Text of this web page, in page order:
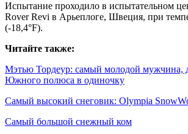
Испытание проходило в испытательном
Rover Revi в Арьеплоге, Швеция, при
(-18,4°F).
Читайте также:
Мэтью Тордеур: самый молодой мужчина,
Южного полюса в одиночку
Самый высокий снеговик: Olympia
Самый большой снежный ком